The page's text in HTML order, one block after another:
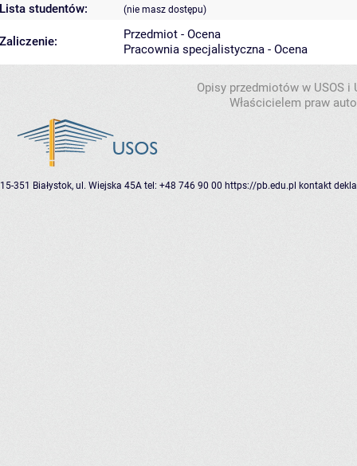
Lista studentów:
(nie masz dostępu)
Zaliczenie:
Przedmiot - Ocena
Pracownia specjalistyczna - Ocena
Opisy przedmiotów w USOS
Właścicielem praw
15-351 Białystok, ul. Wiejska 45A tel: +48 746 90 00 https://pb.edu.pl kontakt